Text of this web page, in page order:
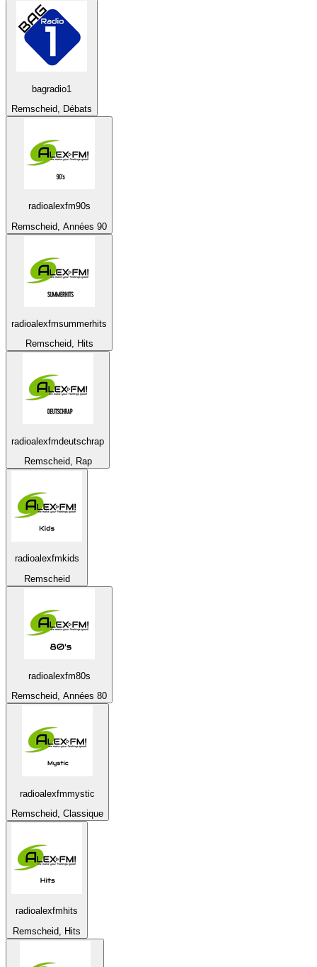
bagradio1
Remscheid, Débats
radioalexfm90s
Remscheid, Années 90
radioalexfmsummerhits
Remscheid, Hits
radioalexfmdeutschrap
Remscheid, Rap
radioalexfmkids
Remscheid
radioalexfm80s
Remscheid, Années 80
radioalexfmmystic
Remscheid, Classique
radioalexfmhits
Remscheid, Hits